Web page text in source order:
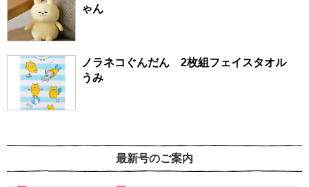
ゃん
ノラネコぐんだん 2枚組フェイスタオル
うみ
最新号のご案内